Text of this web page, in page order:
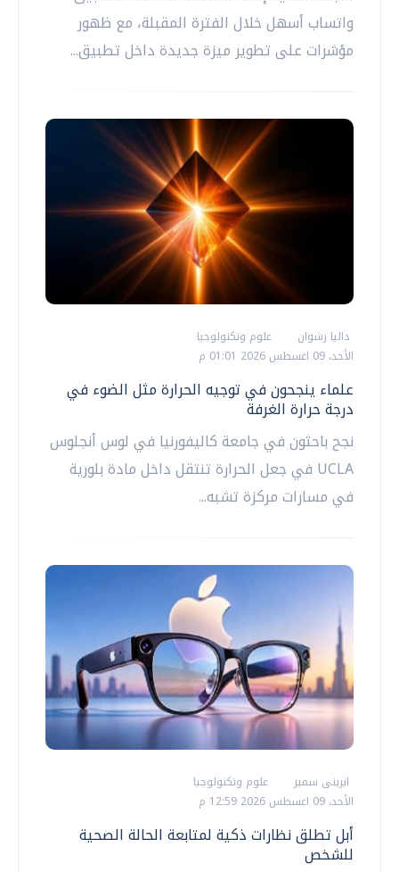
واتساب أسهل خلال الفترة المقبلة، مع ظهور
مؤشرات على تطوير ميزة جديدة داخل تطبيق...
داليا رشوان
علوم وتكنولوجيا
الأحد، 09 اغسطس 2026 01:01 م
علماء ينجحون في توجيه الحرارة مثل الضوء في
درجة حرارة الغرفة
نجح باحثون في جامعة كاليفورنيا في لوس أنجلوس
UCLA في جعل الحرارة تنتقل داخل مادة بلورية
في مسارات مركزة تشبه...
ايرينى سمير
علوم وتكنولوجيا
الأحد، 09 اغسطس 2026 12:59 م
أبل تطلق نظارات ذكية لمتابعة الحالة الصحية
للشخص